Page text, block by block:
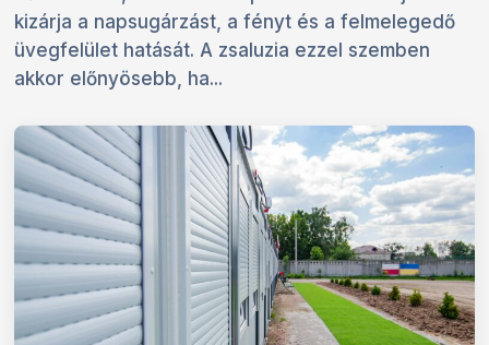
kizárja a napsugárzást, a fényt és a felmelegedő
üvegfelület hatását. A zsaluzia ezzel szemben
akkor előnyösebb, ha...